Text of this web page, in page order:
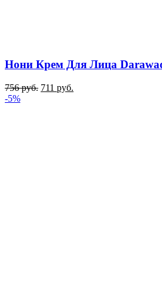
Нони Крем Для Лица
756руб. 711 руб.
-5%